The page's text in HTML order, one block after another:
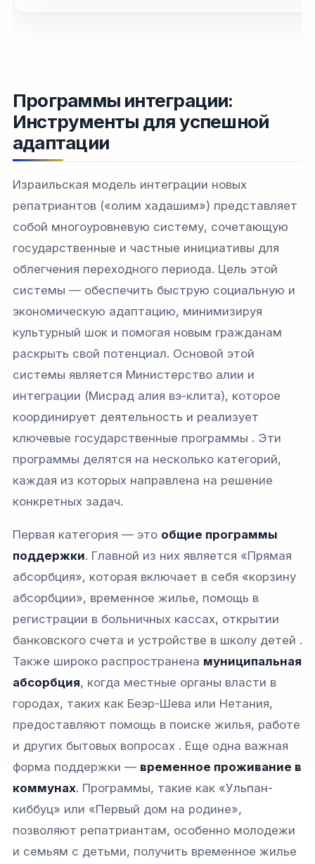
Программы интеграции:
Инструменты для успешной
адаптации
Израильская модель интеграции новых
репатриантов («олим хадашим») представляет
собой многоуровневую систему, сочетающую
государственные и частные инициативы для
облегчения переходного периода. Цель этой
системы — обеспечить быструю социальную и
экономическую адаптацию, минимизируя
культурный шок и помогая новым гражданам
раскрыть свой потенциал. Основой этой
системы является Министерство алии и
интеграции (Мисрад алия вэ-клита), которое
координирует деятельность и реализует
ключевые государственные программы . Эти
программы делятся на несколько категорий,
каждая из которых направлена на решение
конкретных задач.
Первая категория — это общие программы
поддержки. Главной из них является «Прямая
абсорбция», которая включает в себя «корзину
абсорбции», временное жилье, помощь в
регистрации в больничных кассах, открытии
банковского счета и устройстве в школу детей .
Также широко распространена муниципальная
абсорбция, когда местные органы власти в
городах, таких как Беэр-Шева или Нетания,
предоставляют помощь в поиске жилья, работе
и других бытовых вопросах . Еще одна важная
форма поддержки — временное проживание в
коммунах. Программы, такие как «Ульпан-
киббуц» или «Первый дом на родине»,
позволяют репатриантам, особенно молодежи
и семьям с детьми, получить временное жилье